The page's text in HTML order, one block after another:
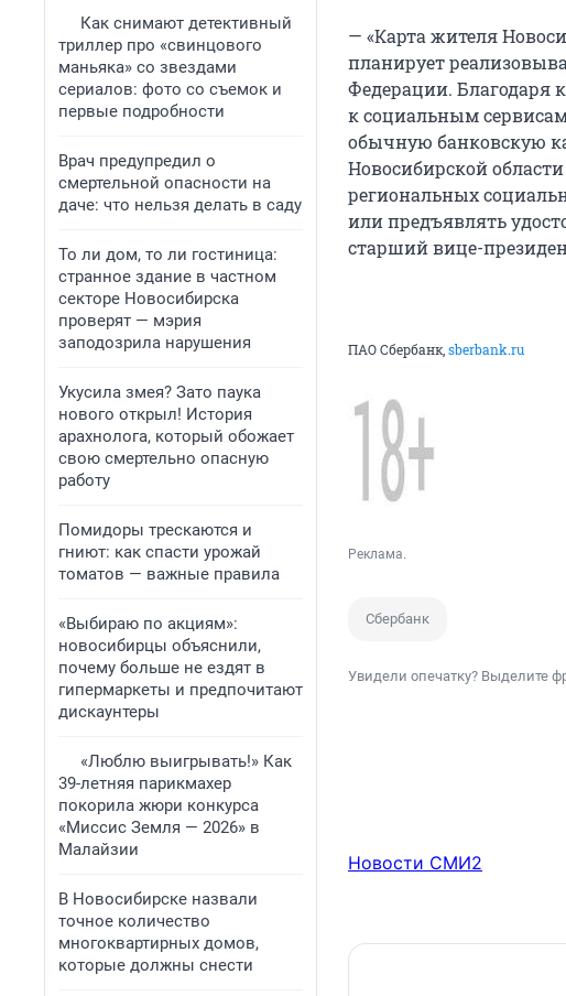
Как снимают детективный
триллер про «свинцового
маньяка» со звездами
сериалов: фото со съемок и
первые подробности
Врач предупредил о
смертельной опасности на
даче: что нельзя делать в саду
То ли дом, то ли гостиница:
странное здание в частном
секторе Новосибирска
проверят — мэрия
заподозрила нарушения
Укусила змея? Зато паука
нового открыл! История
арахнолога, который обожает
свою смертельно опасную
работу
Помидоры трескаются и
гниют: как спасти урожай
томатов — важные правила
«Выбираю по акциям»:
новосибирцы объяснили,
почему больше не ездят в
гипермаркеты и предпочитают
дискаунтеры
«Люблю выигрывать!» Как
39-летняя парикмахер
покорила жюри конкурса
«Миссис Земля — 2026» в
Малайзии
В Новосибирске назвали
точное количество
многоквартирных домов,
которые должны снести
— «Карта жителя
планирует
Федерации. Благодаря
к социальным
обычную банковскую
Новосибирской
региональных
или предъявлять
старший вице-
ПАО Сбербанк, sberbank.ru
Реклама.
Сбербанк
Увидели опечатку? Выделите
Новости СМИ2